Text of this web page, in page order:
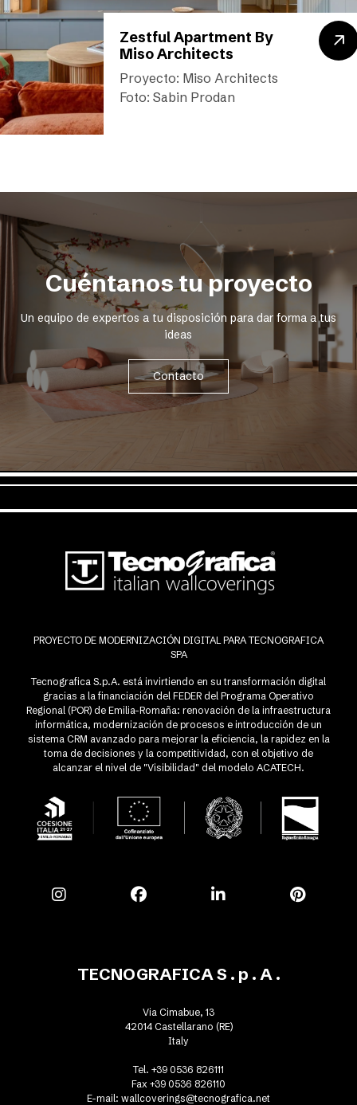
Zestful Apartment By
Miso Architects
Proyecto: Miso Architects
Foto: Sabin Prodan
Cuéntanos tu proyecto
Un equipo de expertos a tu disposición para dar forma a tus
ideas
Contacto
PROYECTO DE MODERNIZACIÓN DIGITAL PARA TECNOGRAFICA
SPA
Tecnografica S.p.A. está invirtiendo en su transformación digital
gracias a la financiación del FEDER del Programa Operativo
Regional (POR) de Emilia-Romaña: renovación de la infraestructura
informática, modernización de procesos e introducción de un
sistema CRM avanzado para mejorar la eficiencia, la rapidez en la
toma de decisiones y la competitividad, con el objetivo de
alcanzar el nivel de "Visibilidad" del modelo ACATECH.
TECNOGRAFICA S . p . A .
Via Cimabue, 13
42014 Castellarano (RE)
Italy
Tel. +39 0536 826111
Fax +39 0536 826110
E-mail: wallcoverings@tecnografica.net